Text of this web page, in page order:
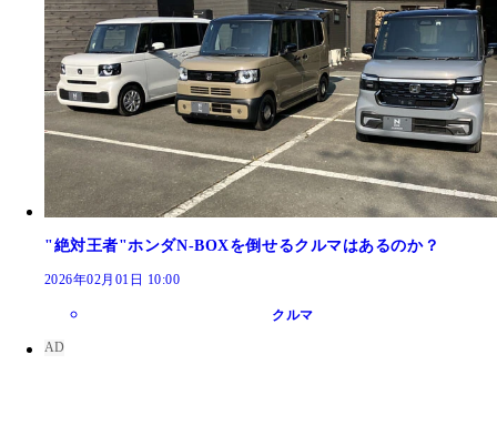
"絶対王者"ホンダN-BOXを倒せるクルマはあるのか？
2026年02月01日 10:00
クルマ